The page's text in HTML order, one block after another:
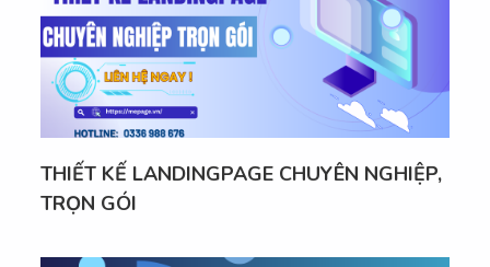
THIẾT KẾ LANDINGPAGE CHUYÊN NGHIỆP,
TRỌN GÓI